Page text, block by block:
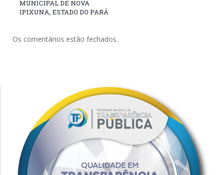
MUNICIPAL DE NOVA
IPIXUNA, ESTADO DO PARÁ
Os comentários estão fechados.